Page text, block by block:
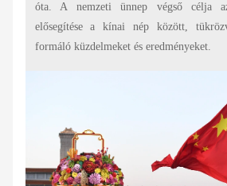
óta. A nemzeti ünnep végső célja
elősegítése a kínai nép között,
formáló küzdelmeket és eredményeket.